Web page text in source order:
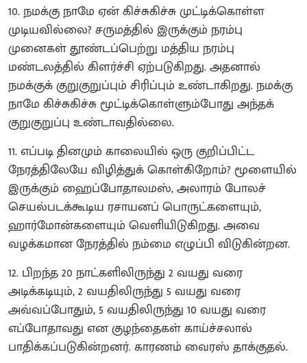
10. நமக்கு நாமே ஏன் கிச்சுகிச்சு முட்டிக்கொள்ள
முடியவில்லை? சருமத்தில் இருக்கும் நரம்பு
முனைகள் தூண்டப்பெற்று மத்திய நரம்பு
மண்டலத்தில் கிளர்ச்சி ஏற்படுகிறது. அதனால்
நமக்குக் குறுகுறுப்பும் சிரிப்பும் உண்டாகிறது. நமக்கு
நாமே கிச்சுகிச்சு மூட்டிக்கொள்ளும்போது அந்தக்
குறுகுறுப்பு உண்டாவதில்லை.
11. எப்படி தினமும் காலையில் ஒரு குறிப்பிட்ட
நேரத்திலேயே விழித்துக் கொள்கிறோம்? மூளையில்
இருக்கும் ஹைப்போதாலமஸ், அலாரம் போலச்
செயல்படக்கூடிய ரசாயனப் பொருட்களையும்,
ஹார்மோன்களையும் வெளியிடுகிறது. அவை
வழக்கமான நேரத்தில் நம்மை எழுப்பி விடுகின்றன.
12. பிறந்த 20 நாட்களிலிருந்து 2 வயது வரை
அடிக்கடியும், 2 வயதிலிருந்து 5 வயது வரை
அவ்வப்போதும், 5 வயதிலிருந்து 10 வயது வரை
எப்போதாவது என குழந்தைகள் காய்ச்சலால்
பாதிக்கப்படுகின்றனர். காரணம் வைரஸ் தாக்குதல்.